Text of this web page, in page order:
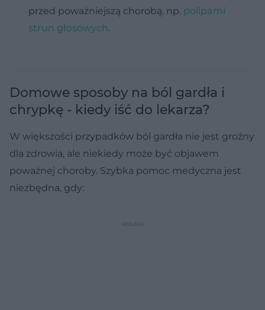
przed poważniejszą chorobą, np. polipami
strun głosowych.
Domowe sposoby na ból gardła i
chrypkę - kiedy iść do lekarza?
W większości przypadków ból gardła nie jest groźny
dla zdrowia, ale niekiedy może być objawem
poważnej choroby. Szybka pomoc medyczna jest
niezbędna, gdy: